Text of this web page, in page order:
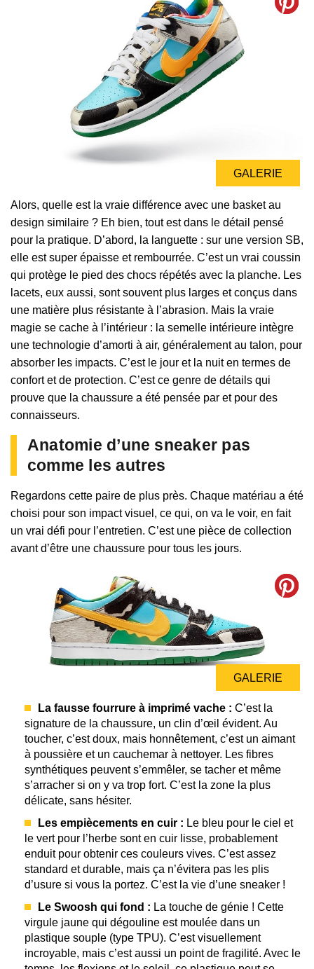
GALERIE
GALERIE
Alors, quelle est la vraie différence avec une basket au
design similaire ? Eh bien, tout est dans le détail pensé
pour la pratique. D’abord, la languette : sur une version SB,
elle est super épaisse et rembourrée. C’est un vrai coussin
qui protège le pied des chocs répétés avec la planche. Les
lacets, eux aussi, sont souvent plus larges et conçus dans
une matière plus résistante à l’abrasion. Mais la vraie
magie se cache à l’intérieur : la semelle intérieure intègre
une technologie d’amorti à air, généralement au talon, pour
absorber les impacts. C’est le jour et la nuit en termes de
confort et de protection. C’est ce genre de détails qui
prouve que la chaussure a été pensée par et pour des
connaisseurs.
Anatomie d’une sneaker pas
comme les autres
Regardons cette paire de plus près. Chaque matériau a été
choisi pour son impact visuel, ce qui, on va le voir, en fait
un vrai défi pour l’entretien. C’est une pièce de collection
avant d’être une chaussure pour tous les jours.
GALERIE
GALERIE
La fausse fourrure à imprimé vache : C’est la
signature de la chaussure, un clin d’œil évident. Au
toucher, c’est doux, mais honnêtement, c’est un aimant
à poussière et un cauchemar à nettoyer. Les fibres
synthétiques peuvent s’emmêler, se tacher et même
s’arracher si on y va trop fort. C’est la zone la plus
délicate, sans hésiter.
Les empiècements en cuir : Le bleu pour le ciel et
le vert pour l’herbe sont en cuir lisse, probablement
enduit pour obtenir ces couleurs vives. C’est assez
standard et durable, mais ça n’évitera pas les plis
d’usure si vous la portez. C’est la vie d’une sneaker !
Le Swoosh qui fond : La touche de génie ! Cette
virgule jaune qui dégouline est moulée dans un
plastique souple (type TPU). C’est visuellement
incroyable, mais c’est aussi un point de fragilité. Avec le